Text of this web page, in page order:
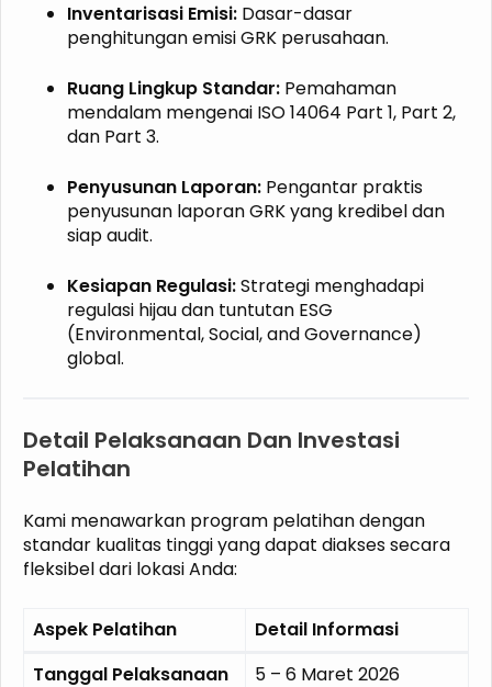
Inventarisasi Emisi: Dasar-dasar
penghitungan emisi GRK perusahaan.
Ruang Lingkup Standar: Pemahaman
mendalam mengenai ISO 14064 Part 1, Part 2,
dan Part 3.
Penyusunan Laporan: Pengantar praktis
penyusunan laporan GRK yang kredibel dan
siap audit.
Kesiapan Regulasi:Strategi menghadapi
regulasi hijau dan tuntutan ESG
(Environmental, Social, and Governance)
global.
Detail Pelaksanaan Dan Investasi
Pelatihan
Kami menawarkan program pelatihan dengan
standar kualitas tinggi yang dapat diakses secara
fleksibel dari lokasi Anda:
Aspek Pelatihan
Detail Informasi
Tanggal Pelaksanaan
5 – 6 Maret 2026